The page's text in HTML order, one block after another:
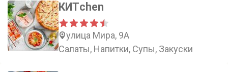
КИТchen
улица Мира, 9А
Салаты, Напитки, Супы, Закуски